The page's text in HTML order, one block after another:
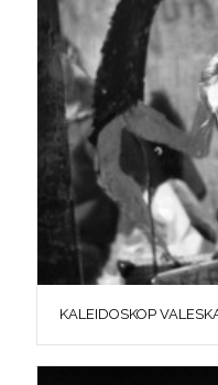
KALEIDOSKOP